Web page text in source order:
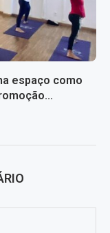
espaço como